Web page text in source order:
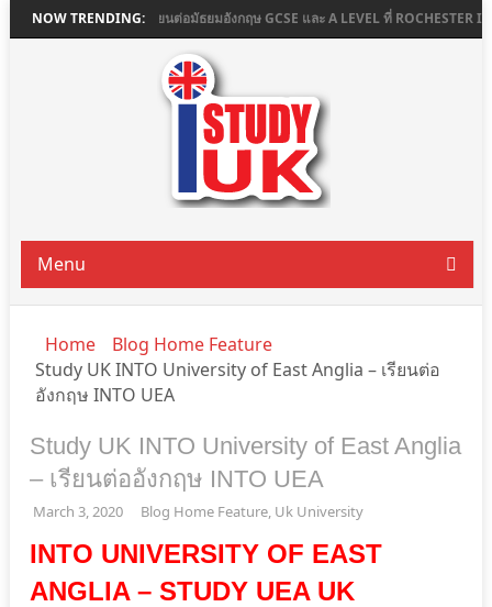
NOW TRENDING:เรียนต่อมัธยมอังกฤษ GCSE และ A LEVEL ที่ ROCHESTER
Menu
Home
Blog Home Feature
Study UK INTO University of East Anglia – เรียนต่อ
อังกฤษ INTO UEA
Study UK INTO University of East Anglia
– เรียนต่ออังกฤษ INTO UEA
March 3, 2020 Blog Home Feature, Uk University
INTO UNIVERSITY OF EAST
ANGLIA – STUDY UEA UK